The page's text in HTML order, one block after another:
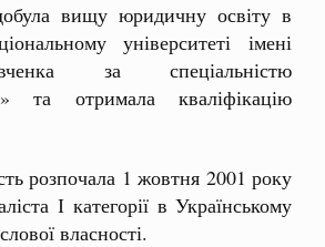
вищу юридичну освіту в
університеті імені
за спеціальністю
та отримала кваліфікацію
розпочала 1 жовтня 2001 року
І категорії в Українському
власності.